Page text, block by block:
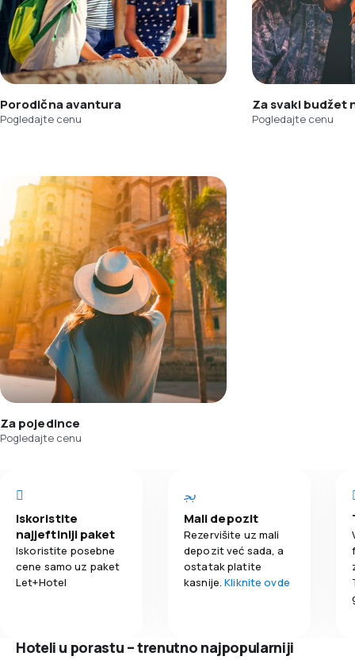
Porodična avantura
Pogledajte cenu
Za svaki budžet
Pogledajte cenu
Za pojedince
Pogledajte cenu
Iskoristite
najjeftiniji paket
Iskoristite posebne
cene samo uz paket
Let+Hotel
Mali depozit
Rezervišite uz mali
depozit već sada, a
ostatak platite
kasnije.Kliknite ovde
Hoteli u porastu – trenutno najpopularniji